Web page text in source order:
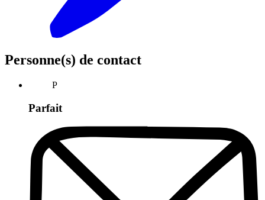
Personne(s) de contact
P
Parfait